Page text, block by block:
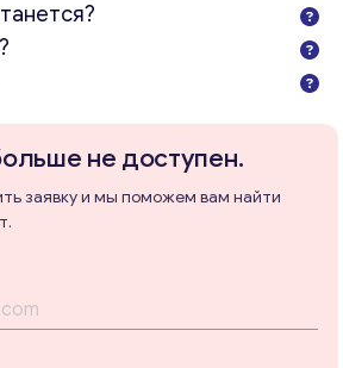
не доступен.
заявку и мы поможем вам найти